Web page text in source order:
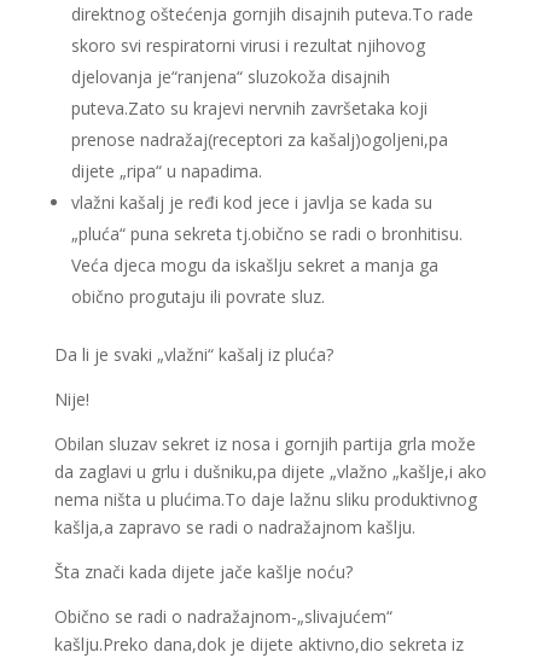
direktnog oštećenja gornjih disajnih puteva.To rade
skoro svi respiratorni virusi i rezultat njihovog
djelovanja je“ranjena“ sluzokoža disajnih
puteva.Zato su krajevi nervnih završetaka koji
prenose nadražaj(receptori za kašalj)ogoljeni,pa
dijete „ripa“ u napadima.
vlažni kašalj je ređi kod jece i javlja se kada su
„pluća“ puna sekreta tj.obično se radi o bronhitisu.
Veća djeca mogu da iskašlju sekret a manja ga
obično progutaju ili povrate sluz.
Da li je svaki „vlažni“ kašalj iz pluća?
Nije!
Obilan sluzav sekret iz nosa i gornjih partija grla može
da zaglavi u grlu i dušniku,pa dijete „vlažno „kašlje,i ako
nema ništa u plućima.To daje lažnu sliku produktivnog
kašlja,a zapravo se radi o nadražajnom kašlju.
Šta znači kada dijete jače kašlje noću?
Obično se radi o nadražajnom-„slivajućem“
kašlju.Preko dana,dok je dijete aktivno,dio sekreta iz